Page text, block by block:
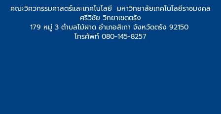
คณะวิศวกรรมศาสตร์และเทคโนโลยี มหาวิทยาลัยเทคโนโลยีราชมงคล
ศรีวิชัย วิทยาเขตตรัง
179 หมู่ 3 ตำบลไม้ฝาด อำเภอสิเกา จังหวัดตรัง 92150
โทรศัพท์ 080-145-8257